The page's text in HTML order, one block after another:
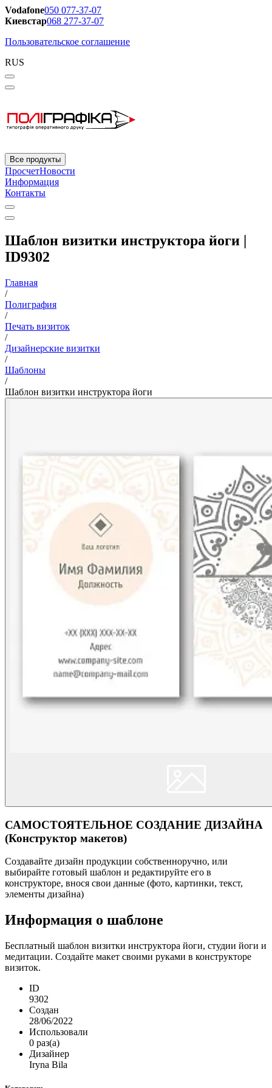
Vodafone050 077-37-07
Киевстар068 277-37-07
Пользовательское соглашение
RUS
Все продукты
ПросчетНовости
Информация
Контакты
Шаблон визитки инструктора йоги |
ID9302
Главная
/
Полиграфия
/
Печать визиток
/
Дизайнерские визитки
/
Шаблоны
/
Шаблон визитки инструктора йоги
САМОСТОЯТЕЛЬНОЕ СОЗДАНИЕ ДИЗАЙНА
(Конструктор макетов)
Создавайте дизайн продукции собственноручно, или
выбирайте готовый шаблон и редактируйте его в
конструкторе, внося свои данные (фото, картинки, текст,
элементы дизайна)
Информация о шаблоне
Бесплатный шаблон визитки инструктора йоги, студии йоги и
медитации. Создайте макет своими руками в конструкторе
визиток.
ID
9302
Создан
28/06/2022
Использовали
0 раз(а)
Дизайнер
Iryna Bila